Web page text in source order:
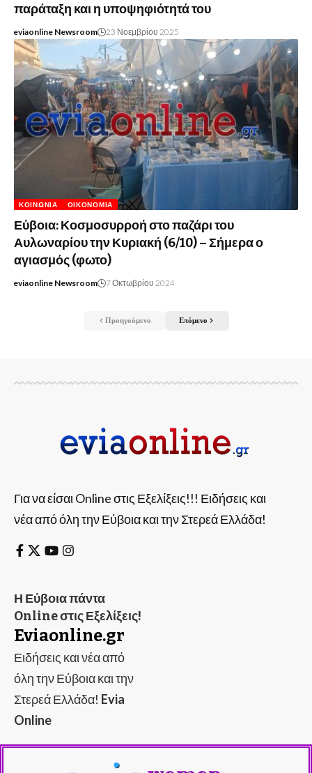
παράταξη και η υποψηφιότητά του
eviaonline Newsroom 23 Νοεμβρίου 2025
ΚΟΙΝΩΝΊΑ ΟΙΚΟΝΟΜΊΑ
Εύβοια: Κοσμοσυρροή στο παζάρι του
Αυλωναρίου την Κυριακή (6/10) – Σήμερα ο
αγιασμός (φωτο)
eviaonline Newsroom 7 Οκτωβρίου 2024
Προηγούμενο Επόμενο
Για να είσαι Online στις Εξελίξεις!!! Ειδήσεις και
νέα από όλη την Εύβοια και την Στερεά Ελλάδα!
Η Εύβοια πάντα
Online στις Εξελίξεις!
Eviaonline.gr
Ειδήσεις και νέα από
όλη την Εύβοια και την
Στερεά Ελλάδα! Evia
Online